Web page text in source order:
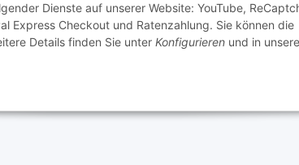
Dienste auf unserer Website: YouTube,
Express Checkout und Ratenzahlung. Sie können die
Details finden Sie unter Konfigurieren und in